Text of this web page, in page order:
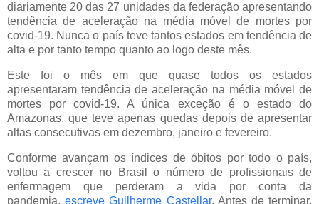
diariamente 20 das 27 unidades da federação apresentando
tendência de aceleração na média móvel de mortes por
covid-19. Nunca o país teve tantos estados em tendência de
alta e por tanto tempo quanto ao logo deste mês.
Este foi o mês em que quase todos os estados
apresentaram tendência de aceleração na média móvel de
mortes por covid-19. A única exceção é o estado do
Amazonas, que teve apenas quedas depois de apresentar
altas consecutivas em dezembro, janeiro e fevereiro.
Conforme avançam os índices de óbitos por todo o país,
voltou a crescer no Brasil o número de profissionais de
enfermagem que perderam a vida por conta da
pandemia,escreve Guilherme Castellar. Antes de terminar,